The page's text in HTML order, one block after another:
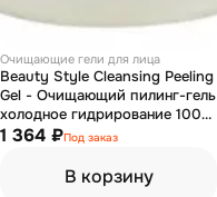
Очищающие гели для лица
Beauty Style Cleansing Peeling
Gel - Очищающий пилинг-гель
холодное гидрирование 100
мл
1 364 ₽Под заказ
В корзину